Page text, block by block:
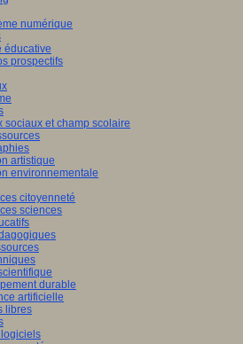
numérique
éducative
prospectifs
sociaux et champ scolaire
artistique
environnementale
citoyenneté
sciences
durable
artificielle
libres